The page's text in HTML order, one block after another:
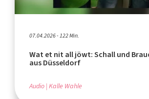
07.04.2026 - 122 Min.
Wat et nit all jöwt: Schall und
aus Düsseldorf
Audio Kalle Wahle